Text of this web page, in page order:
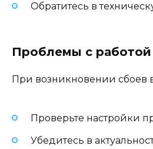
Обратитесь в
Проблемы с
При возникновении сбоев
Проверьте настройки
Убедитесь в